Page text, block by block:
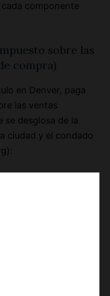
componente
sobre las
compra)
en Denver, paga
las ventas
se desglosa de la
ciudad y el condado